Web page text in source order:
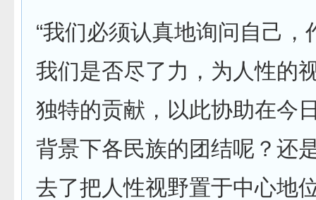
“我们必须认真地询问自己，
我们是否尽了力，为人性的
独特的贡献，以此协助在今
背景下各民族的团结呢？还
去了把人性视野置于中心地